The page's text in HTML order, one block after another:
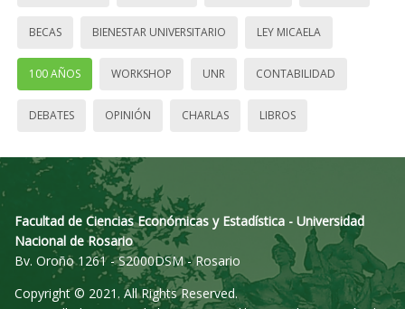
BECAS BIENESTAR UNIVERSITARIO LEY MICAELA
100 AÑOS WORKSHOP UNR CONTABILIDAD
DEBATES OPINIÓN CHARLAS LIBROS
Facultad de Ciencias Económicas y Estadística - Universidad
Nacional de Rosario
Bv. Oroño 1261 - S2000DSM - Rosario
Copyright © 2021. All Rights Reserved.